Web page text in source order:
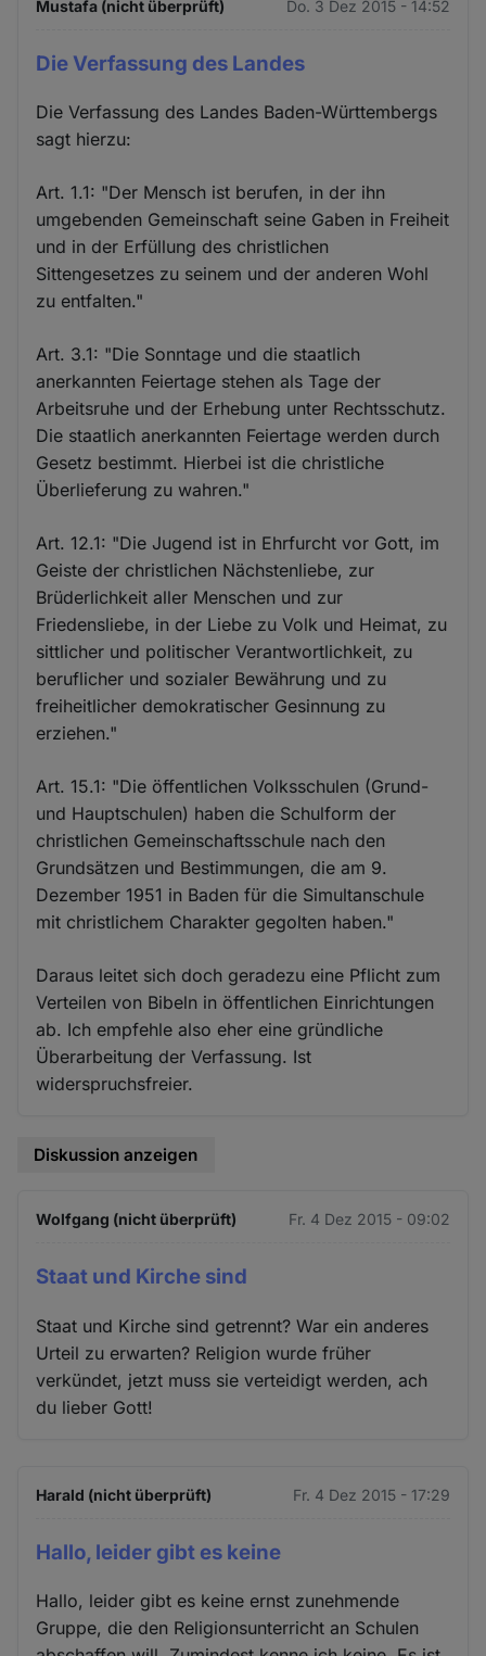
Mustafa (nicht überprüft) Do. 3 Dez 2015 - 14:52
Die Verfassung des Landes
Die Verfassung des Landes Baden-Württembergs
sagt hierzu:
Art. 1.1: "Der Mensch ist berufen, in der ihn
umgebenden Gemeinschaft seine Gaben in Freiheit
und in der Erfüllung des christlichen
Sittengesetzes zu seinem und der anderen Wohl
zu entfalten."
Art. 3.1: "Die Sonntage und die staatlich
anerkannten Feiertage stehen als Tage der
Arbeitsruhe und der Erhebung unter Rechtsschutz.
Die staatlich anerkannten Feiertage werden durch
Gesetz bestimmt. Hierbei ist die christliche
Überlieferung zu wahren."
Art. 12.1: "Die Jugend ist in Ehrfurcht vor Gott, im
Geiste der christlichen Nächstenliebe, zur
Brüderlichkeit aller Menschen und zur
Friedensliebe, in der Liebe zu Volk und Heimat, zu
sittlicher und politischer Verantwortlichkeit, zu
beruflicher und sozialer Bewährung und zu
freiheitlicher demokratischer Gesinnung zu
erziehen."
Art. 15.1: "Die öffentlichen Volksschulen (Grund-
und Hauptschulen) haben die Schulform der
christlichen Gemeinschaftsschule nach den
Grundsätzen und Bestimmungen, die am 9.
Dezember 1951 in Baden für die Simultanschule
mit christlichem Charakter gegolten haben."
Daraus leitet sich doch geradezu eine Pflicht zum
Verteilen von Bibeln in öffentlichen Einrichtungen
ab. Ich empfehle also eher eine gründliche
Überarbeitung der Verfassung. Ist
widerspruchsfreier.
Diskussion anzeigen
Wolfgang (nicht überprüft) Fr. 4 Dez 2015 - 09:02
Staat und Kirche sind
Staat und Kirche sind getrennt? War ein anderes
Urteil zu erwarten? Religion wurde früher
verkündet, jetzt muss sie verteidigt werden, ach
du lieber Gott!
Harald (nicht überprüft) Fr. 4 Dez 2015 - 17:29
Hallo, leider gibt es keine
Hallo, leider gibt es keine ernst zunehmende
Gruppe, die den Religionsunterricht an Schulen